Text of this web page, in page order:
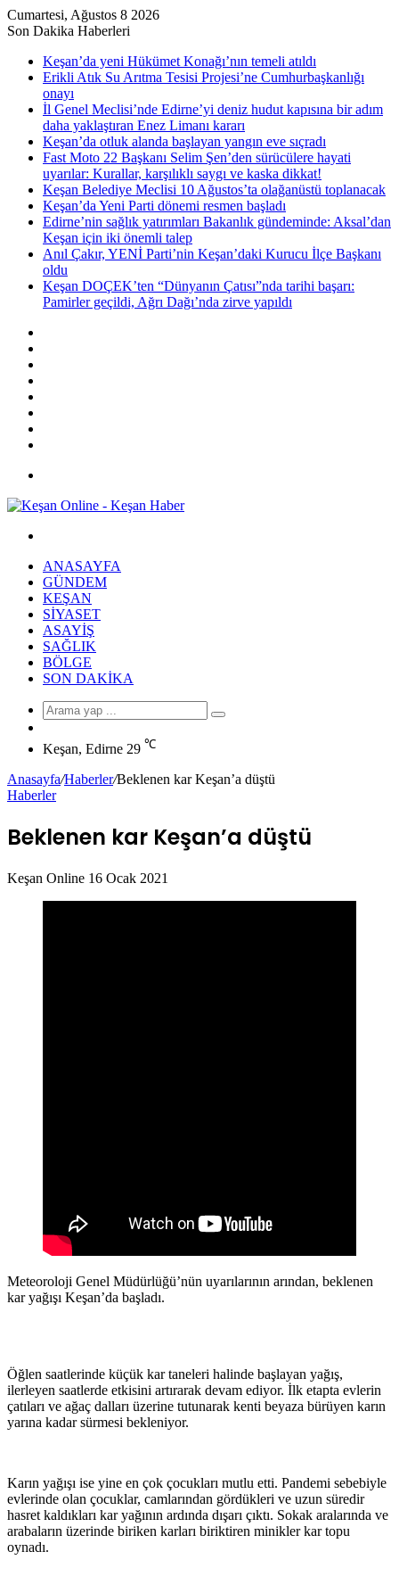
Cumartesi, Ağustos 8 2026
Son Dakika Haberleri
Keşan’da yeni Hükümet Konağı’nın temeli atıldı
Erikli Atık Su Arıtma Tesisi Projesi’ne Cumhurbaşkanlığı
onayı
İl Genel Meclisi’nde Edirne’yi deniz hudut kapısına bir adım
daha yaklaştıran Enez Limanı kararı
Keşan’da otluk alanda başlayan yangın eve sıçradı
Fast Moto 22 Başkanı Selim Şen’den sürücülere hayati
uyarılar: Kurallar, karşılıklı saygı ve kaska dikkat!
Keşan Belediye Meclisi 10 Ağustos’ta olağanüstü toplanacak
Keşan’da Yeni Parti dönemi resmen başladı
Edirne’nin sağlık yatırımları Bakanlık gündeminde: Aksal’dan
Keşan için iki önemli talep
Anıl Çakır, YENİ Parti’nin Keşan’daki Kurucu İlçe Başkanı
oldu
Keşan DOÇEK’ten “Dünyanın Çatısı”nda tarihi başarı:
Pamirler geçildi, Ağrı Dağı’nda zirve yapıldı
...
ANASAYFA
GÜNDEM
KEŞAN
SIYASET
ASAYIŞ
SAĞLIK
BÖLGE
SON DAKIKA
Arama
Makale
Keşan, Edirne 29 ℃
Anasayfa/Haberler/Beklenen kar Keşan’a düştü
Haberler
Beklenen kar Keşan’a düştü
Keşan Online Bir
16 Ocak 2021
Meteoroloji Genel Müdürlüğü’nün uyarılarının arından, beklenen
kar yağışı Keşan’da başladı.
Öğlen saatlerinde küçük kar taneleri halinde başlayan yağış,
ilerleyen saatlerde etkisini artırarak devam ediyor. İlk etapta evlerin
çatıları ve ağaç dalları üzerine tutunarak kenti beyaza bürüyen karın
yarına kadar sürmesi bekleniyor.
Karın yağışı ise yine en çok çocukları mutlu etti. Pandemi sebebiyle
evlerinde olan çocuklar, camlarından gördükleri ve uzun süredir
hasret kaldıkları kar yağının ardında dışarı çıktı. Sokak aralarında ve
arabaların üzerinde biriken karları biriktiren minikler kar topu
oynadı.